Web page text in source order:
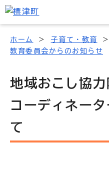
ホーム 子育て・教育
教育委員会からのお知らせ
地域おこし協
コーディネー
て